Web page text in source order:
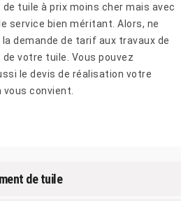
tuile à prix moins cher mais avec
service bien méritant. Alors, ne
demande de tarif aux travaux de
votre tuile. Vous pouvez
le devis de réalisation votre
convient.
de tuile